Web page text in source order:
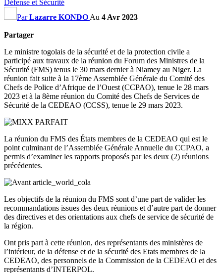
Défense et Sécurité
ParLazarre KONDO Au 4 Avr 2023
Partager
Le ministre togolais de la sécurité et de la protection civile a
participé aux travaux de la réunion du Forum des Ministres de la
Sécurité (FMS) tenus le 30 mars dernier à Niamey au Niger. La
réunion fait suite à la 17ème Assemblée Générale du Comité des
Chefs de Police d’Afrique de l’Ouest (CCPAO), tenue le 28 mars
2023 et à la 8ème réunion du Comité des Chefs de Services de
Sécurité de la CEDEAO (CCSS), tenue le 29 mars 2023.
La réunion du FMS des États membres de la CEDEAO qui est le
point culminant de l’Assemblée Générale Annuelle du CCPAO, a
permis d’examiner les rapports proposés par les deux (2) réunions
précédentes.
Les objectifs de la réunion du FMS sont d’une part de valider les
recommandations issues des deux réunions et d’autre part de donner
des directives et des orientations aux chefs de service de sécurité de
la région.
Ont pris part à cette réunion, des représentants des ministères de
l’intérieur, de la défense et de la sécurité des Etats membres de la
CEDEAO, des personnels de la Commission de la CEDEAO et des
représentants d’INTERPOL.